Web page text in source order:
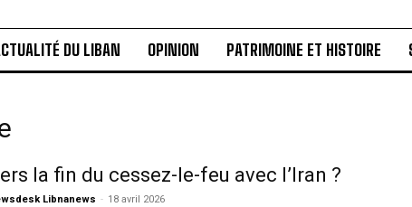
DU LIBAN OPINION PATRIMOINE ET HISTOIRE
la fin du cessez-le-feu avec l’Iran ?
Libnanews - 18 avril 2026